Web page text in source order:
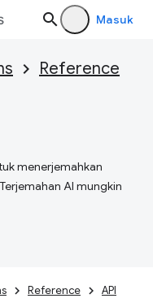
Masuk
Reference
menerjemahkan
AI mungkin
Reference API